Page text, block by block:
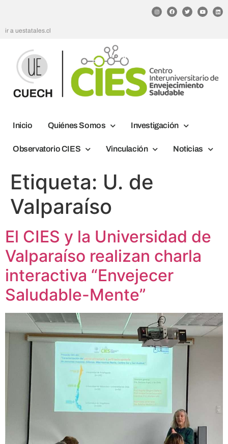
ir a uestatales.cl
Inicio Quiénes Somos Investigación
Observatorio CIES Vinculación Noticias
Etiqueta: U. de
Valparaíso
El CIES y la Universidad de
Valparaíso realizan charla
interactiva “Envejecer
Saludable-Mente”